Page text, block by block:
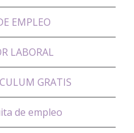
EMPLEO
LABORAL
GRATIS
de empleo